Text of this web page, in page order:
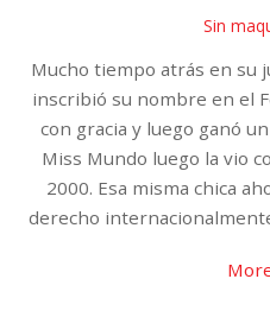
Sin
Mucho tiempo atrás en su
inscribió su nombre en el
con gracia y luego ganó
Miss Mundo luego la vio
2000. Esa misma chica
derecho